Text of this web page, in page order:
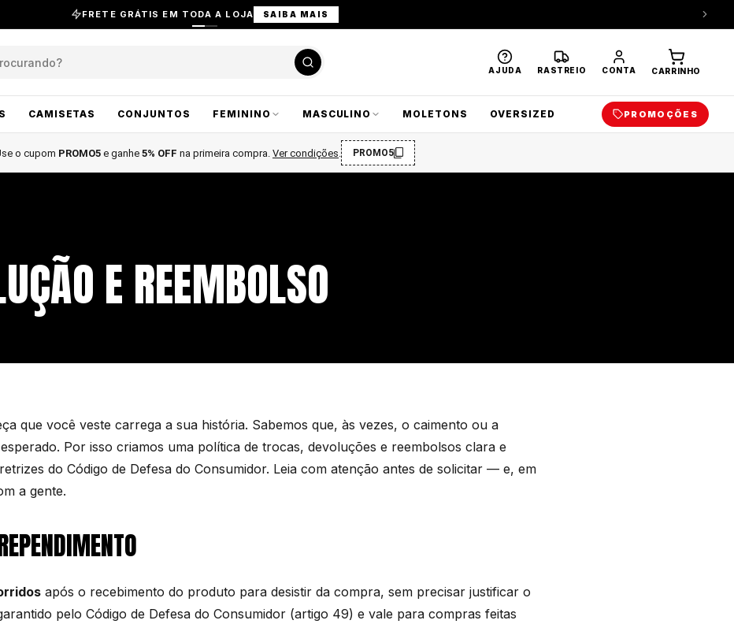
FRETE GRÁTIS EM TODA A LOJA SAIBA MAIS
AJUDA RASTREIO CONTA CARRINHO
CAMISETAS CONJUNTOS FEMININO MASCULINO MOLETONS OVERSIZED PROMOÇÕES
o cupom PROMO5 e ganhe 5% OFF na primeira compra Ver condições PROMO5
E REEMBOLSO
que você veste carrega a sua história. Sabemos que, às vezes, o caimento ou a
Por isso criamos uma política de trocas, devoluções e reembolsos clara e
do Código de Defesa do Consumidor. Leia com atenção antes de solicitar — e, em
a gente.
após o recebimento do produto para desistir da compra, sem precisar justificar o
pelo Código de Defesa do Consumidor (artigo 49) e vale para compras feitas